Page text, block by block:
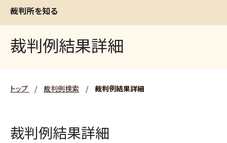
裁判所を知る
裁判例結果詳細
トップ / 裁判例検索 / 裁判例結果詳細
裁判例結果詳細